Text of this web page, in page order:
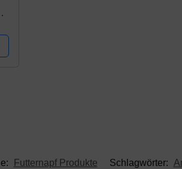
Futternapf Produkte Schlagwörter: